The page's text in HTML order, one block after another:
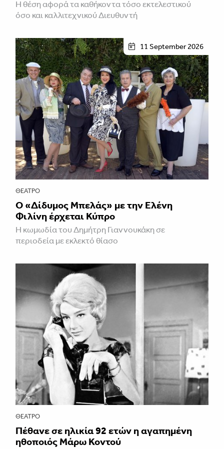
Η θέση αφορά τα καθήκοντα τόσο εκτελεστικού
όσο και καλλιτεχνικού Διευθυντή
11 September 2026
ΘΈΑΤΡΟ
Ο «Δίδυμος Μπελάς» με την Ελένη
Φιλίνη έρχεται Κύπρο
Η κωμωδία του Δημήτρη Γιαννουκάκη σε
περιοδεία με εκλεκτό θίασο
ΘΈΑΤΡΟ
Πέθανε σε ηλικία 92 ετών η αγαπημένη
ηθοποιός Μάρω Κοντού